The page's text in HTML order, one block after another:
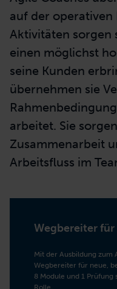
auf der operativen
Aktivitäten sorgen
einen möglichst
seine Kunden
übernehmen sie
arbeitet. Sie
Zusammenarbeit
Arbeitsfluss im
Wegbereiter
Mit der Ausbildung zum
Wegbereiter für neue,
8 Module und 1 Prüfung
Rolle.